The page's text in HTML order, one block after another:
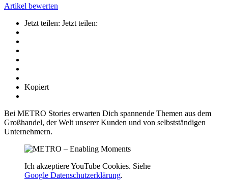
Artikel bewerten
Jetzt teilen: Jetzt teilen:
Kopiert
Bei METRO Stories erwarten Dich spannende Themen aus dem
Großhandel, der Welt unserer Kunden und von selbstständigen
Unternehmern.
Ich akzeptiere YouTube Cookies. Siehe
Google Datenschutzerklärung.